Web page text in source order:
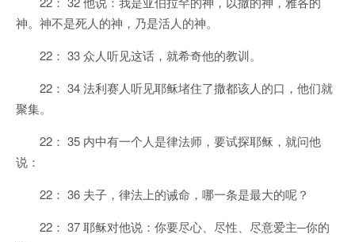
神。神不是死人的神，乃是活人的神。
22： 33 众人听见这话，就希奇他的教训。
22： 34 法利赛人听见耶稣堵住了撒都该人的口，他们就
聚集。
22： 35 内中有一个人是律法师，要试探耶稣，就问他
说：
22： 36 夫子，律法上的诫命，哪一条是最大的呢？
22： 37 耶稣对他说：你要尽心、尽性、尽意爱主─你的